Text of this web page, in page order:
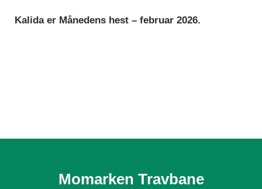
Kalida er Månedens hest – februar 2026.
Momarken Travbane